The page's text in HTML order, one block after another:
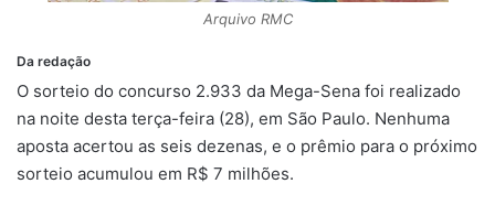
m k
k
Arquivo RMC
Da redação
O sorteio do concurso 2.933 da Mega-Sena foi realizado
na noite desta terça-feira (28), em São Paulo. Nenhuma
aposta acertou as seis dezenas, e o prêmio para o próximo
sorteio acumulou em R$ 7 milhões.